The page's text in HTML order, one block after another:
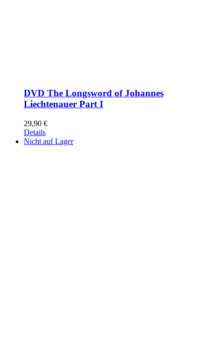
DVD The Longsword of Johannes
Liechtenauer Part I
29,90 €
Details
Nicht auf Lager